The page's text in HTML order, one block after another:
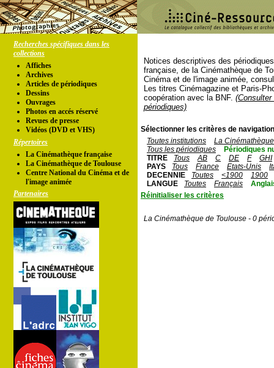
Recherches spécifiques dans les
collections
Affiches
Archives
Articles de périodiques
Dessins
Ouvrages
Photos en accés réservé
Revues de presse
Vidéos (DVD et VHS)
Répertoires
La Cinémathèque française
La Cinémathèque de Toulouse
Centre National du Cinéma et de
l'image animée
Partenaires
Notices descriptives des
française, de la Cinémathèque de
Cinéma et de l'image animée,
Les titres Cinémagazine et Paris-
coopération avec la BNF.
périodiques)
Sélectionner les critères de
Toutes institutions
La
Tous les périodiques
Périodiques
TITRE
Tous AB C DE F
GHI
PAYS
Tous France Etats-Unis
DECENNIE
Toutes <1900
1900
LANGUE
Toutes Français
Réinitialiser les critères
La Cinémathèque de Toulouse - 0